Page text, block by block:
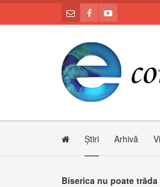
Știri Arhivă
Biserica nu poate trăda